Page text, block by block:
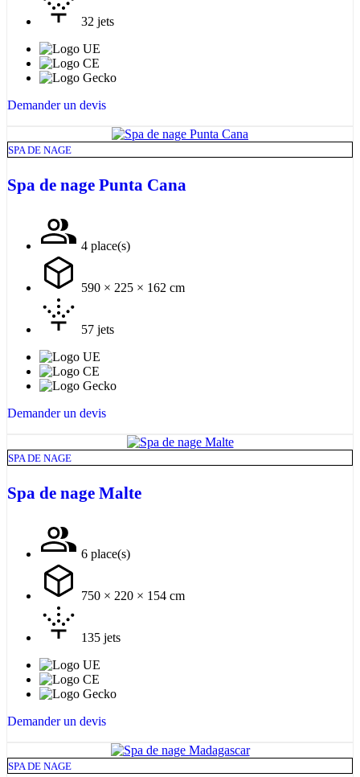
32 jets
Demander un devis
SPA DE NAGE
Spa de nage Punta Cana
4 place(s)
590 × 225 × 162 cm
57 jets
Demander un devis
SPA DE NAGE
Spa de nage Malte
6 place(s)
750 × 220 × 154 cm
135 jets
Demander un devis
SPA DE NAGE